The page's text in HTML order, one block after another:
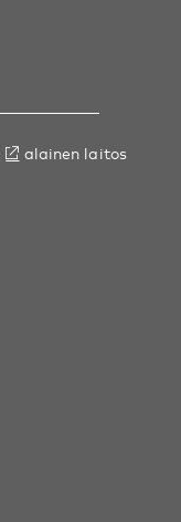
alainen laitos